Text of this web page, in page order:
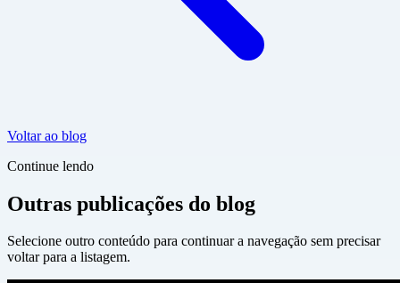
Voltar ao blog
Continue lendo
Outras publicações do blog
Selecione outro conteúdo para continuar a navegação sem precisar
voltar para a listagem.